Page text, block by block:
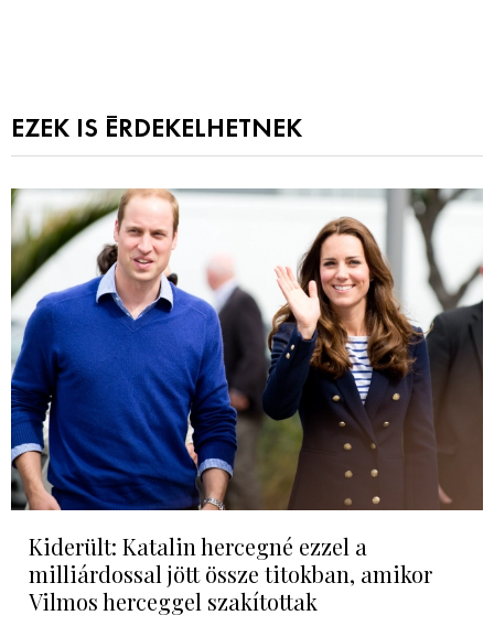
EZEK IS ÉRDEKELHETNEK
Kiderült: Katalin hercegné ezzel a
milliárdossal jött össze titokban, amikor
Vilmos herceggel szakítottak